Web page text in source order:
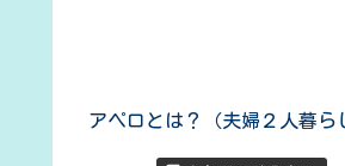
アペロとは？（夫婦２人暮ら